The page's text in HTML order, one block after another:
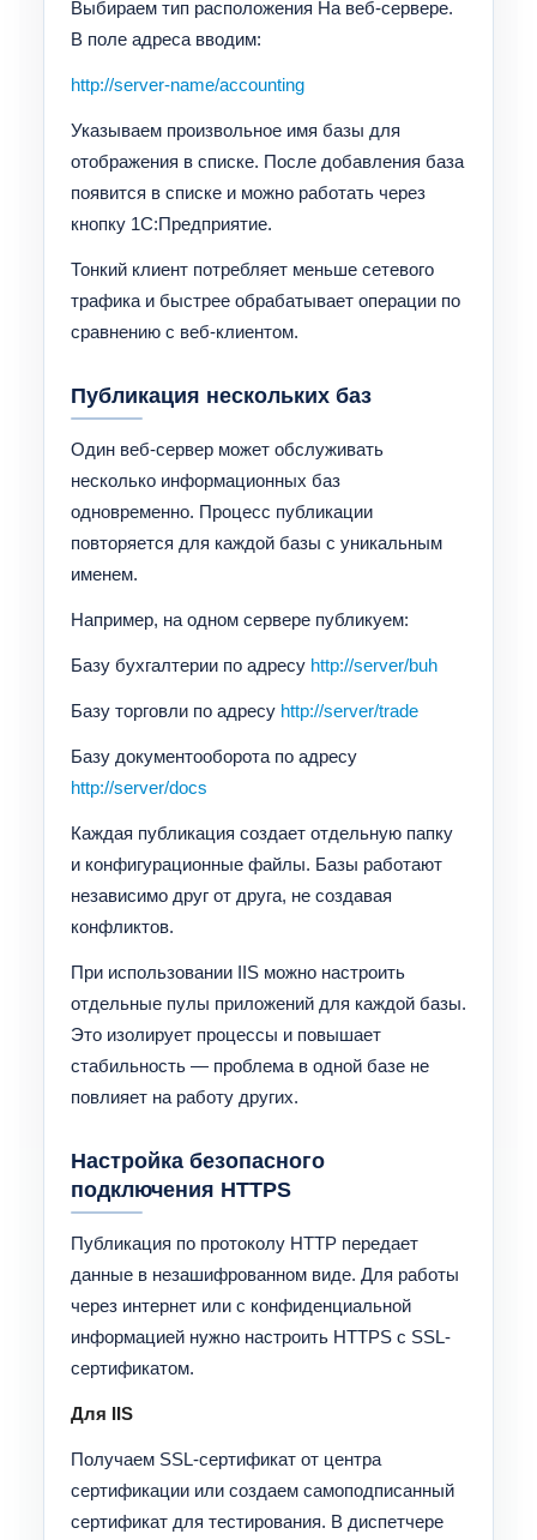
Выбираем тип расположения На веб-сервере.
В поле адреса вводим:
http://server-name/accounting
Указываем произвольное имя базы для
отображения в списке. После добавления база
появится в списке и можно работать через
кнопку 1С:Предприятие.
Тонкий клиент потребляет меньше сетевого
трафика и быстрее обрабатывает операции по
сравнению с веб-клиентом.
Публикация нескольких баз
Один веб-сервер может обслуживать
несколько информационных баз
одновременно. Процесс публикации
повторяется для каждой базы с уникальным
именем.
Например, на одном сервере публикуем:
Базу бухгалтерии по адресу http://server/buh
Базу торговли по адресу http://server/trade
Базу документооборота по адресу
http://server/docs
Каждая публикация создает отдельную папку
и конфигурационные файлы. Базы работают
независимо друг от друга, не создавая
конфликтов.
При использовании IIS можно настроить
отдельные пулы приложений для каждой базы.
Это изолирует процессы и повышает
стабильность — проблема в одной базе не
повлияет на работу других.
Настройка безопасного
подключения HTTPS
Публикация по протоколу HTTP передает
данные в незашифрованном виде. Для работы
через интернет или с конфиденциальной
информацией нужно настроить HTTPS с SSL-
сертификатом.
Для IIS
Получаем SSL-сертификат от центра
сертификации или создаем самоподписанный
сертификат для тестирования. В диспетчере